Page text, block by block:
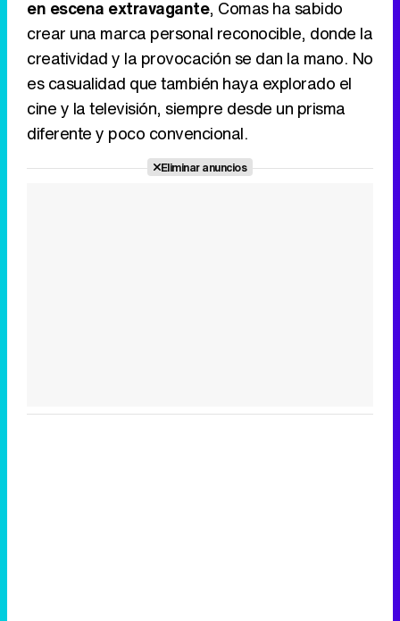
en escena extravagante, Comas ha sabido
crear una marca personal reconocible, donde la
creatividad y la provocación se dan la mano. No
es casualidad que también haya explorado el
cine y la televisión, siempre desde un prisma
diferente y poco convencional.
Eliminar anuncios